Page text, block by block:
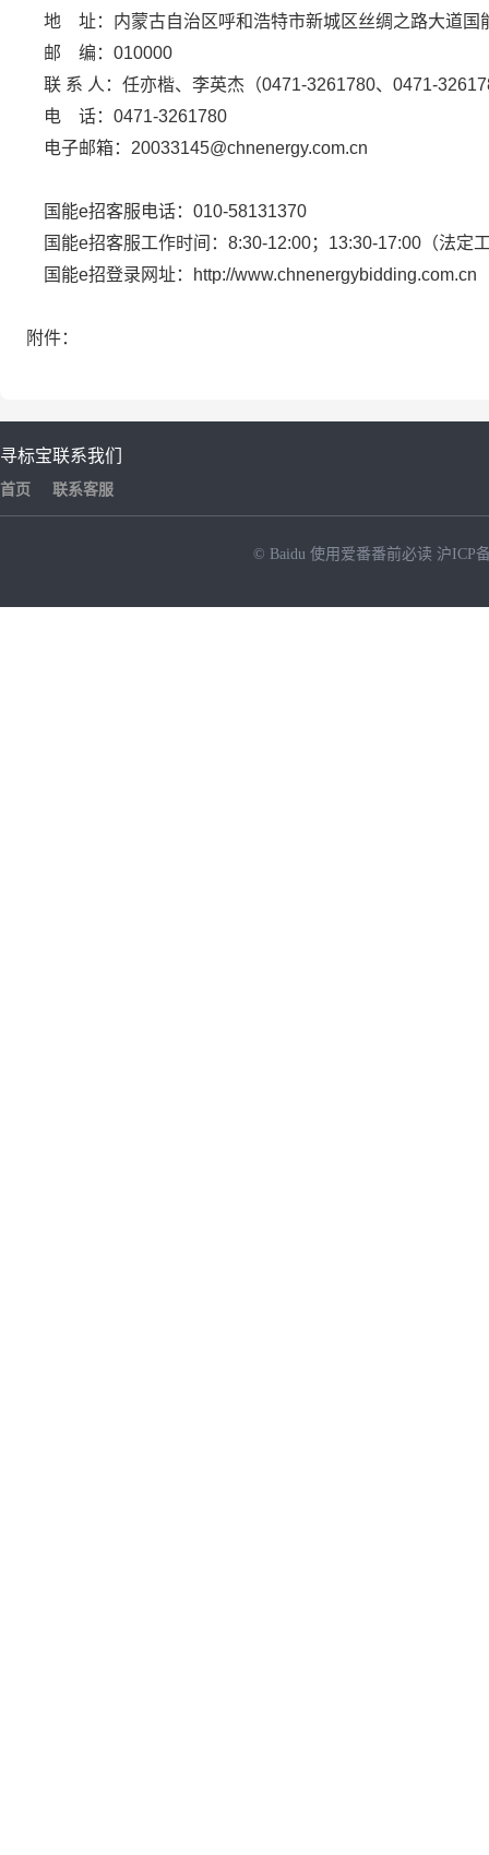
地
址：内蒙古自治区呼和浩特市新城区丝绸之路大道国
邮
编：010000
联 系 人：任亦楷、李英杰（0471-3261780、0471-
电
话：0471-3261780
电子邮箱：20033145@chnenergy.com.cn
国能e招客服电话：010-58131370
国能e招客服工作时间：8:30-12:00；13:30-17:00（法定
国能e招登录网址：http://www.chnenergybidding.com.cn
附件：
寻标宝
首页
联系我们
联系客服
© Baidu 使用爱番番前必读 沪ICP